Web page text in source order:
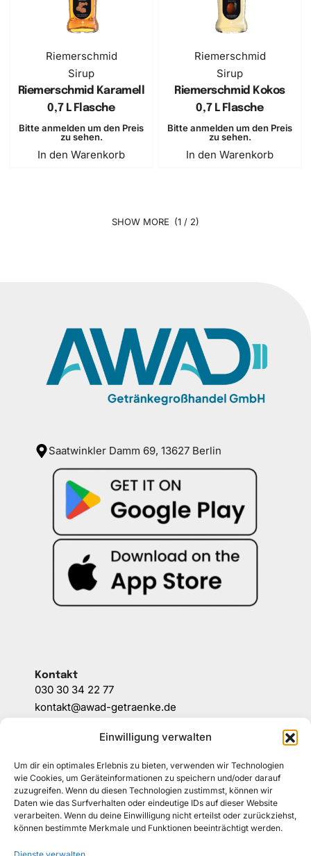
Einwilligung verwalten
Um dir ein optimales Erlebnis zu bieten, verwenden wir Technologien
wie Cookies, um Geräteinformationen zu speichern und/oder darauf
zuzugreifen. Wenn du diesen Technologien zustimmst, können wir
Daten wie das Surfverhalten oder eindeutige IDs auf dieser Website
verarbeiten. Wenn du deine Einwilligung nicht erteilst oder zurückziehst,
können bestimmte Merkmale und Funktionen beeinträchtigt werden.
Riemerschmid
Sirup
Riemerschmid Karamell
0,7 L Flasche
Bitte anmelden um den Preis
zu sehen.
In den Warenkorb
Riemerschmid
Sirup
Riemerschmid Kokos
0,7 L Flasche
Bitte anmelden um den Preis
zu sehen.
In den Warenkorb
(1 / 2)
Saatwinkler Damm 69, 13627 Berlin
Kontakt
030 30 34 22 77
kontakt@awad-getraenke.de
ALLGEMEINE GESCHÄFTSBEDINGUNGEN
DATENSCHUTZ
WIDERRUFSBELEHRUNG